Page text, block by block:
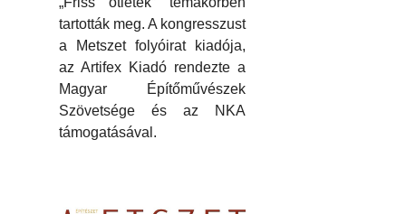
tartották meg. A kongresszust
a Metszet folyóirat kiadója,
az Artifex Kiadó rendezte a
Magyar Építőművészek
Szövetsége és az NKA
támogatásával.